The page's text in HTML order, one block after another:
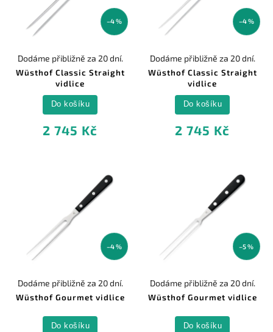
–4 %
Wüsthof Classic Straight
vidlice
Dodáme přibližně za 20 dní.
2 745 Kč
Do košíku
–4 %
Wüsthof Classic Straight
vidlice
Dodáme přibližně za 20 dní.
2 745 Kč
Do košíku
–4 %
Wüsthof Gourmet vidlice
Dodáme přibližně za 20 dní.
Do košíku
–5 %
Wüsthof Gourmet vidlice
Dodáme přibližně za 20 dní.
Do košíku